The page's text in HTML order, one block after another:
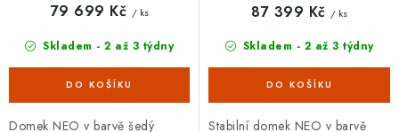
Skladem - 2 až 3 týdny
79 699 Kč / ks
Domek NEO v barvě šedý
Skladem - 2 až 3 týdny
87 399 Kč / ks
Stabilní domek NEO v barvě